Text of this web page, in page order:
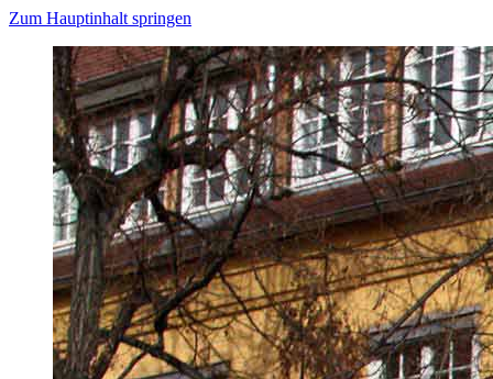
Zum Hauptinhalt springen